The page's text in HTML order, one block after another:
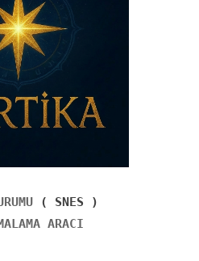
( SNES )
ARACI